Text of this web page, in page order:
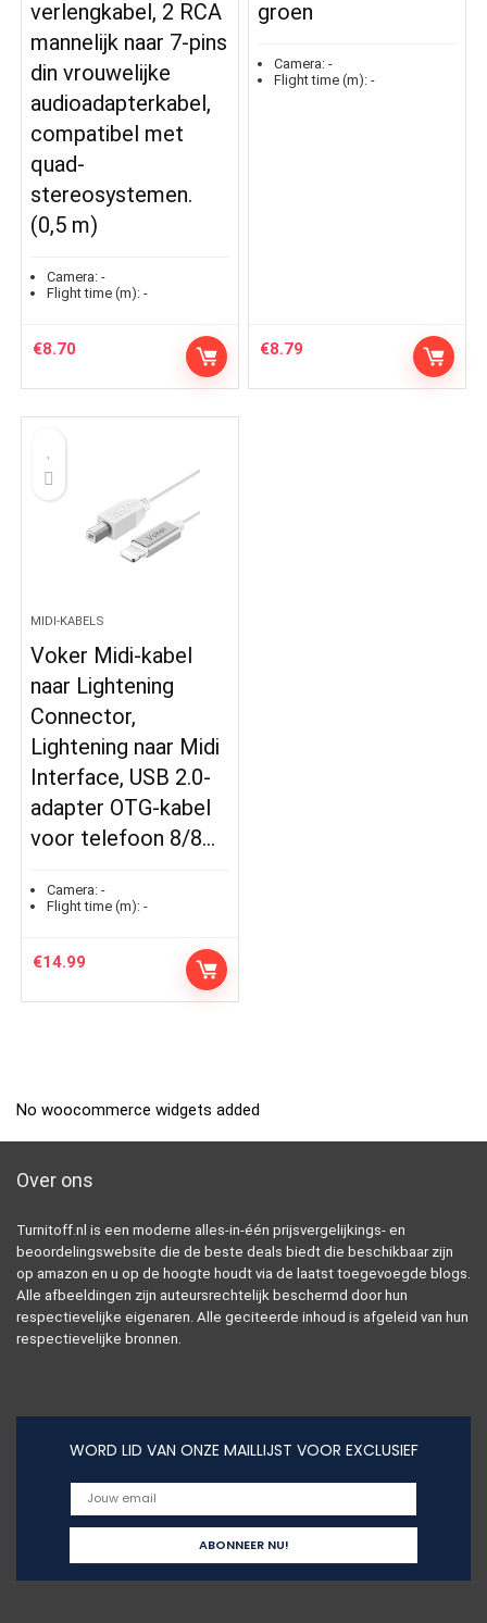
verlengkabel, 2 RCA
mannelijk naar 7-pins
din vrouwelijke
audioadapterkabel,
compatibel met
quad-
stereosystemen.
(0,5 m)
Camera: -
Flight time (m): -
€8.70
groen
Camera: -
Flight time (m): -
€8.79
MIDI-KABELS
Voker Midi-kabel
naar Lightening
Connector,
Lightening naar Midi
Interface, USB 2.0-
adapter OTG-kabel
voor telefoon 8/8…
Camera: -
Flight time (m): -
€14.99
No woocommerce widgets added
Over ons
Turnitoff.nl is een moderne alles-in-één prijsvergelijkings- en
beoordelingswebsite die de beste deals biedt die beschikbaar zijn
op amazon en u op de hoogte houdt via de laatst toegevoegde blogs.
Alle afbeeldingen zijn auteursrechtelijk beschermd door hun
respectievelijke eigenaren. Alle geciteerde inhoud is afgeleid van hun
respectievelijke bronnen.
WORD LID VAN ONZE MAILLIJST VOOR EXCLUSIEF